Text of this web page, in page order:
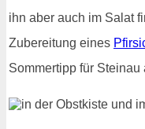
ihn aber auch im Salat
Zubereitung eines
Sommertipp für Steinau